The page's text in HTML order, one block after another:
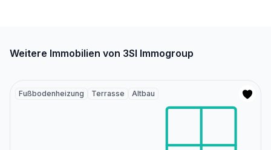
Weitere Immobilien von 3SI Immogroup
Fußbodenheizung Terrasse Altbau